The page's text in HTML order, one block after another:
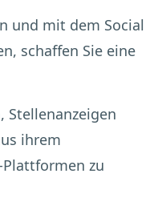
und mit dem Social
schaffen Sie eine
Stellenanzeigen
ihrem
zu